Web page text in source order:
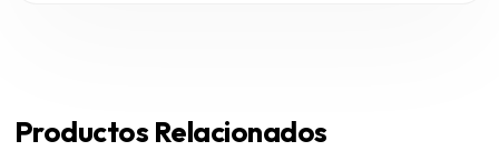
Productos Relacionados